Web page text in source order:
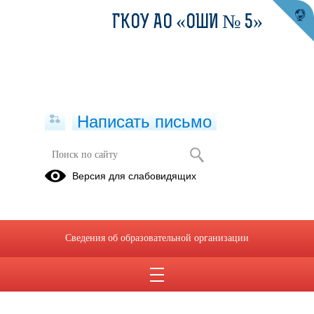
ГКОУ АО «ОШИ № 5»
Написать письмо
Версия для слабовидящих
Сведения об образовательной организации